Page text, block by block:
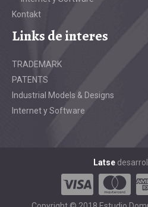
Kontakt
Links de interes
TRADEMARK
PATENTS
Industrial Models & Designs
Internet y Software
Latse